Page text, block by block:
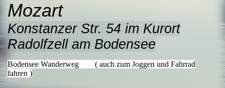
Mozart
Konstanzer Str. 54 im Kurort
Radolfzell am Bodensee
Bodensee Wanderweg ( auch zum Joggen und Fahrrad
fahren )